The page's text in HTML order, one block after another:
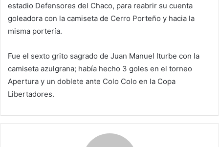
estadio Defensores del Chaco, para reabrir su cuenta
goleadora con la camiseta de Cerro Porteño y hacia la
misma portería.
Fue el sexto grito sagrado de Juan Manuel Iturbe con la
camiseta azulgrana; había hecho 3 goles en el torneo
Apertura y un doblete ante Colo Colo en la Copa
Libertadores.